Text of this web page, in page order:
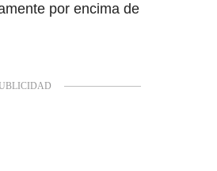
por encima de